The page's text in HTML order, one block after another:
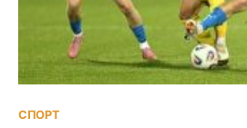
СПОРТ